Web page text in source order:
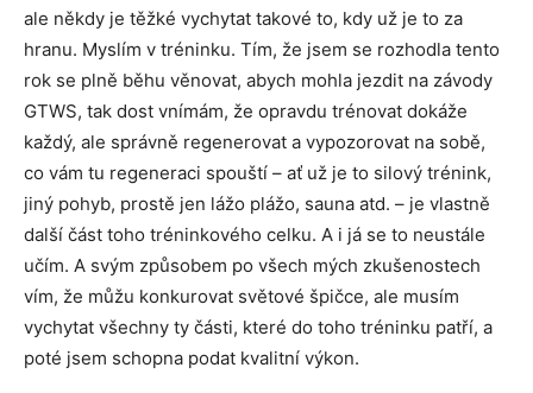
ale někdy je těžké vychytat takové to, kdy už je to za
hranu. Myslím v tréninku. Tím, že jsem se rozhodla tento
rok se plně běhu věnovat, abych mohla jezdit na závody
GTWS, tak dost vnímám, že opravdu trénovat dokáže
každý, ale správně regenerovat a vypozorovat na sobě,
co vám tu regeneraci spouští – ať už je to silový trénink,
jiný pohyb, prostě jen lážo plážo, sauna atd. – je vlastně
další část toho tréninkového celku. A i já se to neustále
učím. A svým způsobem po všech mých zkušenostech
vím, že můžu konkurovat světové špičce, ale musím
vychytat všechny ty části, které do toho tréninku patří, a
poté jsem schopna podat kvalitní výkon.